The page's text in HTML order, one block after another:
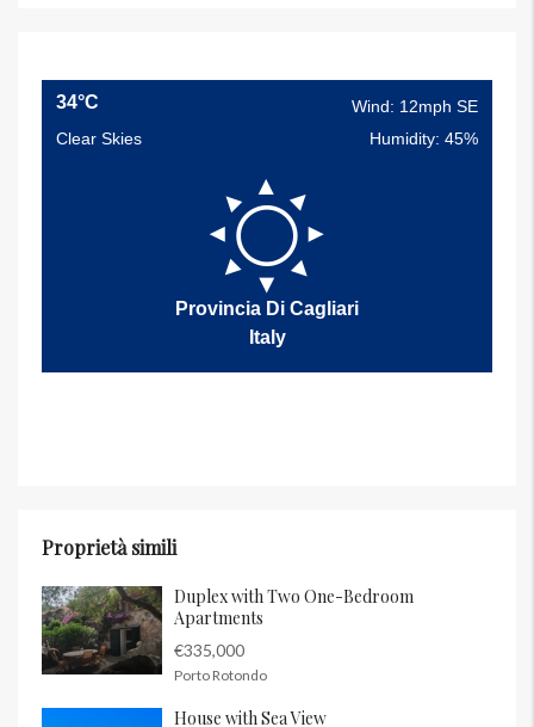
34°C
Wind: 12mph SE
Clear Skies
Humidity: 45%
Provincia Di Cagliari
Italy
Proprietà simili
Duplex with Two One-Bedroom
Apartments
€335,000
Porto Rotondo
House with Sea View